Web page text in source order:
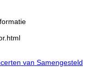
van Samengesteld